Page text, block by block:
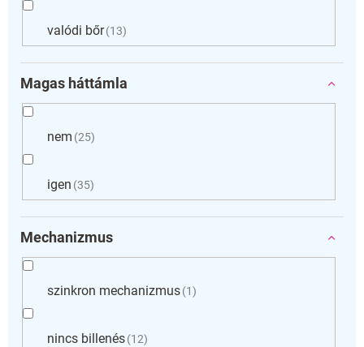
valódi bőr 13
Magas háttámla
nem 25
igen 35
Mechanizmus
szinkron mechanizmus 1
nincs billenés 12